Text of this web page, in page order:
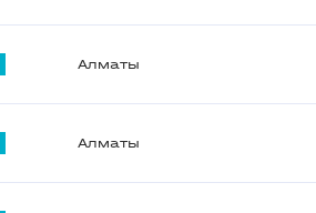
Алматы
Алматы